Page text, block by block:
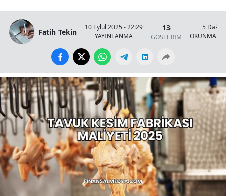
Fatih Tekin
10 Eylül 2025 - 22:29
YAYINLANMA
13
GÖSTERİM
5 Dakika
OKUNMA